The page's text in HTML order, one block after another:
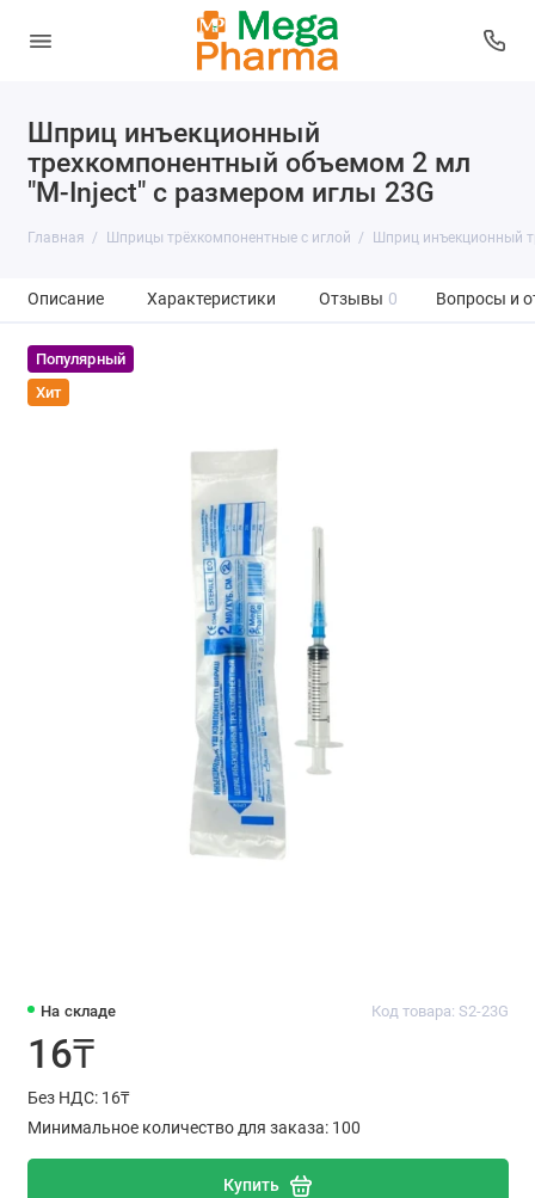
Шприц инъекционный
трехкомпонентный объемом 2 мл
"M-Inject" c размером иглы 23G
Главная Шприцы трёхкомпонентные с иглой Шприц инъекционный
Описание Характеристики Отзывы 0 Вопросы и
Популярный
Хит
На складе Код товара: S2-23G
16₸
Без НДС: 16₸
Минимальное количество для заказа: 100
Купить